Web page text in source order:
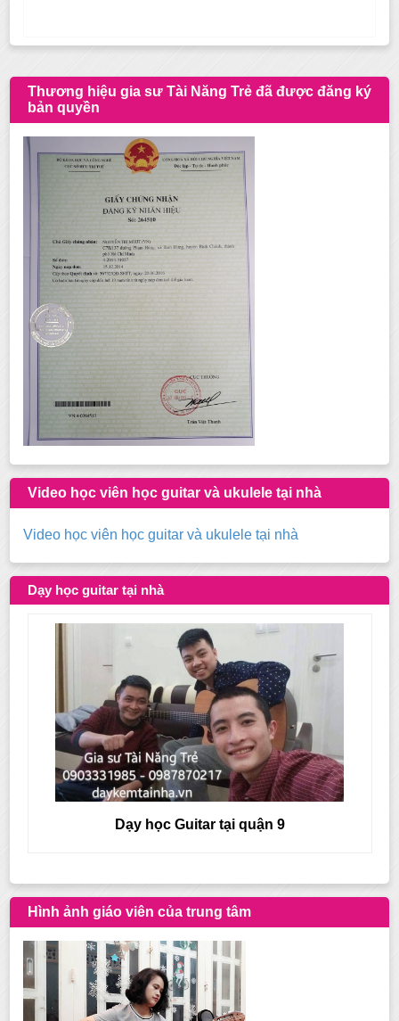
Thương hiệu gia sư Tài Năng Trẻ đã được đăng ký
bản quyền
Video học viên học guitar và ukulele tại nhà
Video học viên học guitar và ukulele tại nhà
Dạy học guitar tại nhà
Dạy học Guitar tại quận 9
Hình ảnh giáo viên của trung tâm